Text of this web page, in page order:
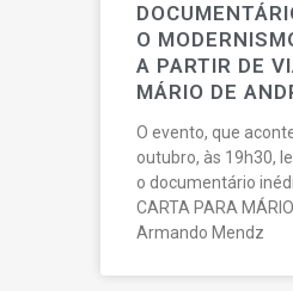
O
A PARTIR DE
MÁRIO DE
O evento, que
outubro, às 19h30,
o documentário
CARTA PARA
Armando Mendz